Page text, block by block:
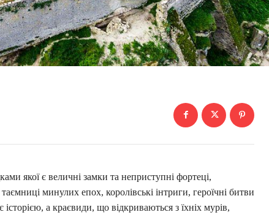
якої є величні замки та неприступні фортеці,
минулих епох, королівські інтриги, героїчні битви
а краєвиди, що відкриваються з їхніх мурів,